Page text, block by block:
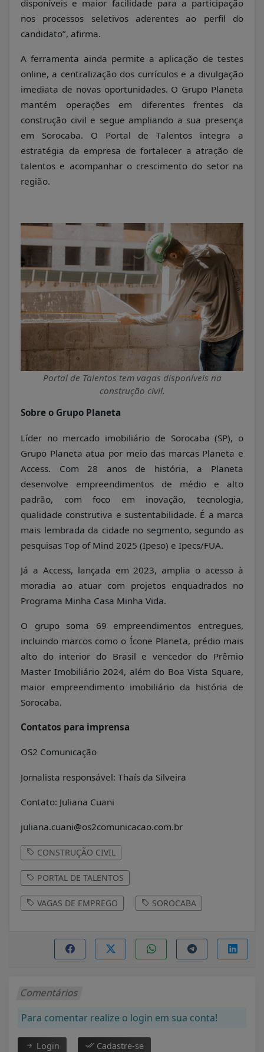
disponíveis e maior facilidade para a participação
nos processos seletivos aderentes ao perfil do
candidato”, afirma.
A ferramenta ainda permite a aplicação de testes
online, a centralização dos currículos e a divulgação
imediata de novas oportunidades. O Grupo Planeta
mantém operações em diferentes frentes da
construção civil e segue ampliando a sua presença
em Sorocaba. O Portal de Talentos integra a
estratégia da empresa de fortalecer a atração de
talentos e acompanhar o crescimento do setor na
região.
Portal de Talentos tem vagas disponíveis na
construção civil.
Sobre o Grupo Planeta
Líder no mercado imobiliário de Sorocaba (SP), o
Grupo Planeta atua por meio das marcas Planeta e
Access. Com 28 anos de história, a Planeta
desenvolve empreendimentos de médio e alto
padrão, com foco em inovação, tecnologia,
qualidade construtiva e sustentabilidade. É a marca
mais lembrada da cidade no segmento, segundo as
pesquisas Top of Mind 2025 (Ipeso) e Ipecs/FUA.
Já a Access, lançada em 2023, amplia o acesso à
moradia ao atuar com projetos enquadrados no
Programa Minha Casa Minha Vida.
O grupo soma 69 empreendimentos entregues,
incluindo marcos como o Ícone Planeta, prédio mais
alto do interior do Brasil e vencedor do Prêmio
Master Imobiliário 2024, além do Boa Vista Square,
maior empreendimento imobiliário da história de
Sorocaba.
Contatos para imprensa
OS2 Comunicação
Jornalista responsável: Thaís da Silveira
Contato: Juliana Cuani
juliana.cuani@os2comunicacao.com.br
CONSTRUÇÃO CIVIL
PORTAL DE TALENTOS
VAGAS DE EMPREGO SOROCABA
Comentários
Para comentar realize o login em sua conta!
Login Cadastre-se